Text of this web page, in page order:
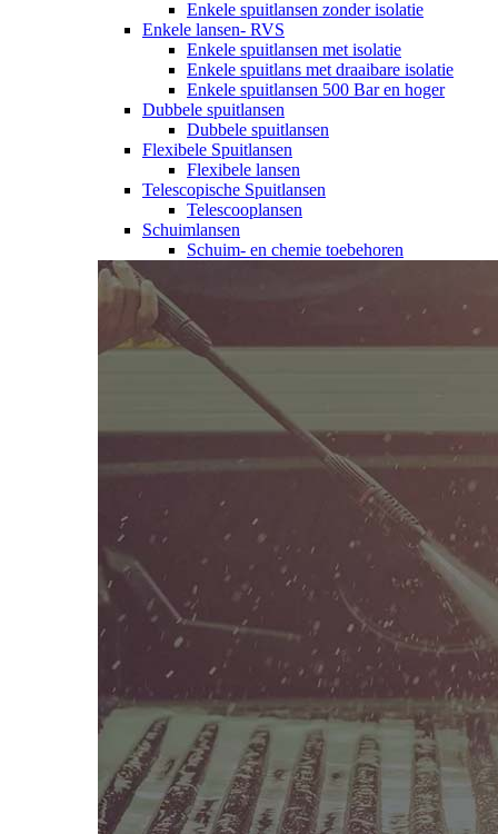
Enkele spuitlansen zonder isolatie
Enkele lansen- RVS
Enkele spuitlansen met isolatie
Enkele spuitlans met draaibare isolatie
Enkele spuitlansen 500 Bar en hoger
Dubbele spuitlansen
Dubbele spuitlansen
Flexibele Spuitlansen
Flexibele lansen
Telescopische Spuitlansen
Telescooplansen
Schuimlansen
Schuim- en chemie toebehoren